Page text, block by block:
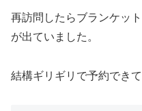
再訪問したらブランケッ
が出ていました。
結構ギリギリで予約でき